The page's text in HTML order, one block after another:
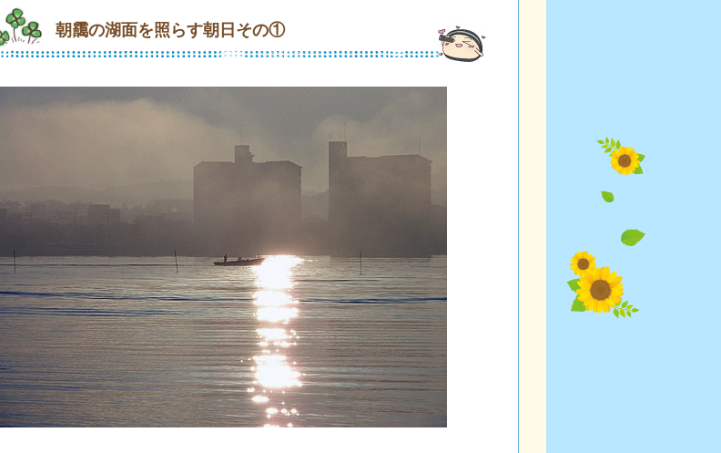
朝靄の湖面を照らす朝日その①